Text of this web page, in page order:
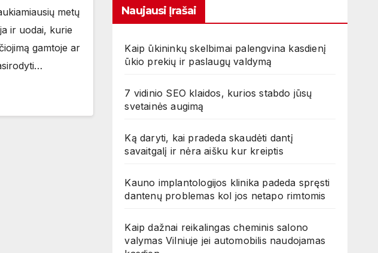
metų
ir uodai, kurie
gamtoje ar
Naujausi Įrašai
Kaip ūkininkų skelbimai palengvina kasdienį
ūkio prekių ir paslaugų valdymą
7 vidinio SEO klaidos, kurios stabdo jūsų
svetainės augimą
Ką daryti, kai pradeda skaudėti dantį
savaitgalį ir nėra aišku kur kreiptis
Kauno implantologijos klinika padeda spręsti
dantenų problemas kol jos netapo rimtomis
Kaip dažnai reikalingas cheminis salono
valymas Vilniuje jei automobilis naudojamas